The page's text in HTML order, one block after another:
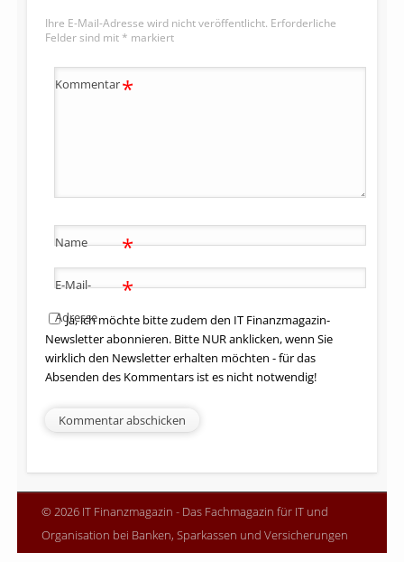
Ihre E-Mail-Adresse wird nicht veröffentlicht. Erforderliche
Felder sind mit * markiert
Kommentar*
Name *
E-Mail-
Adresse
*
Ja, ich möchte bitte zudem den IT Finanzmagazin-
Newsletter abonnieren. Bitte NUR anklicken, wenn Sie
wirklich den Newsletter erhalten möchten - für das
Absenden des Kommentars ist es nicht notwendig!
© 2026 IT Finanzmagazin - Das Fachmagazin für IT und
Organisation bei Banken, Sparkassen und Versicherungen